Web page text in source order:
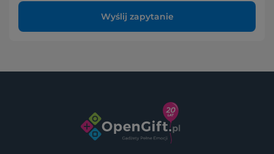
Wyślij zapytanie